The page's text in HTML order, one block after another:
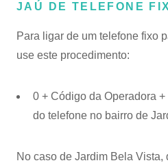
JAÚ DE TELEFONE
Para ligar de um telefone fixo
use este procedimento:
0 + Código da Operadora
do telefone no bairro de
No caso de Jardim Bela Vista,